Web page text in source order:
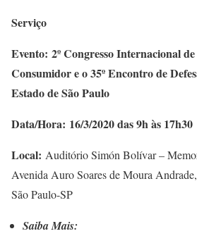
Serviço
Evento: 2º Congresso Internacional
Consumidor e o 35º Encontro de
Estado de São Paulo
Data/Hora: 16/3/2020 das 9h às 17h30
Local: Auditório Simón Bolívar –
Avenida Auro Soares de Moura
São Paulo-SP
Saiba Mais: